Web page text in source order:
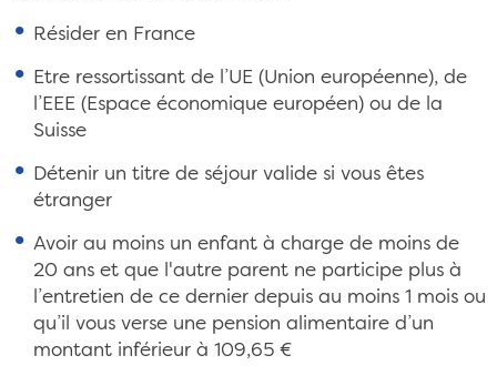
Résider en France
Etre ressortissant de l’UE (Union européenne), de
l’EEE (Espace économique européen) ou de la
Suisse
Détenir un titre de séjour valide si vous êtes
étranger
Avoir au moins un enfant à charge de moins de
20 ans et que l'autre parent ne participe plus à
l’entretien de ce dernier depuis au moins 1 mois ou
qu’il vous verse une pension alimentaire d’un
montant inférieur à 109,65 €